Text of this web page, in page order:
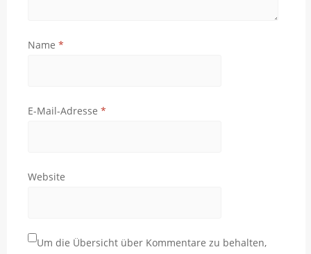
Name *
E-Mail-Adresse *
Website
Um die Übersicht über Kommentare zu behalten,